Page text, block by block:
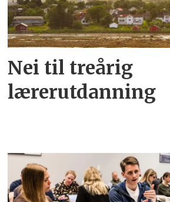
Nei til treårig
lærerutdanning